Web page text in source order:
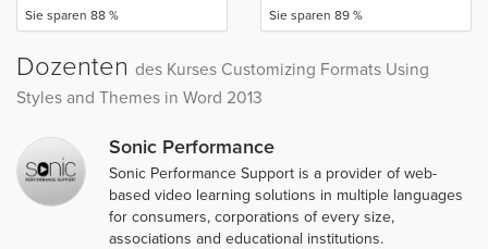
Sie sparen 88 % Sie sparen 89 %
Dozenten des Kurses Customizing Formats Using
Styles and Themes in Word 2013
Sonic Performance
Sonic Performance Support is a provider of web-
based video learning solutions in multiple languages
for consumers, corporations of every size,
associations and educational institutions.